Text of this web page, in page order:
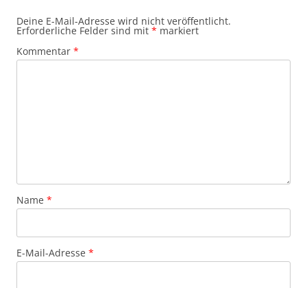
Deine E-Mail-Adresse wird nicht veröffentlicht.
Erforderliche Felder sind mit * markiert
Kommentar *
Name *
E-Mail-Adresse *